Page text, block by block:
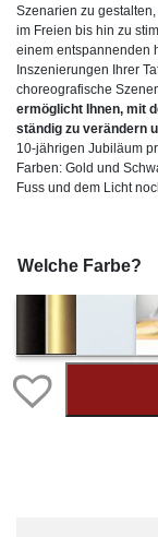
Szenarien zu
im Freien bis hin zu
einem entspannenden
Inszenierungen Ihrer
choreografische
ermöglicht Ihnen, mit
ständig zu verändern
10-jährigen Jubiläum
Farben: Gold und
Fuss und dem Licht
Welche Farbe?